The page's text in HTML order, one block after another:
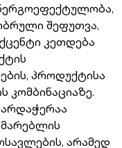
შეფუთვა,
კეთდება
პროდუქტისა
კომბინაციაზე.
არამედ